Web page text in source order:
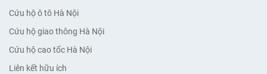
Cứu hộ ô tô Hà Nội
Cứu hộ giao thông Hà Nội
Cứu hộ cao tốc Hà Nội
Liên kết hữu ích